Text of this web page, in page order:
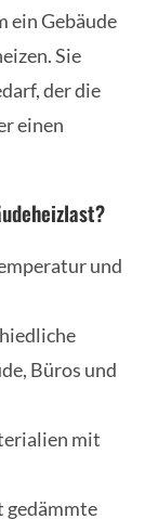
ein Gebäude
Sie
der die
einen
und
Büros und
mit
gedämmte